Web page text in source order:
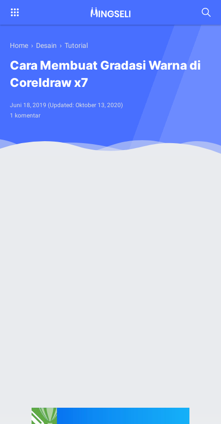
Home › Desain › Tutorial
Cara Membuat Gradasi Warna di
Coreldraw x7
Juni 18, 2019 (Updated: Oktober 13, 2020)
1 komentar